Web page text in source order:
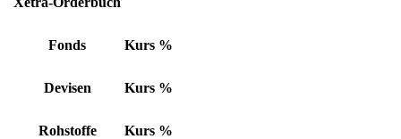
Fonds Kurs %
Devisen Kurs %
Rohstoffe Kurs %